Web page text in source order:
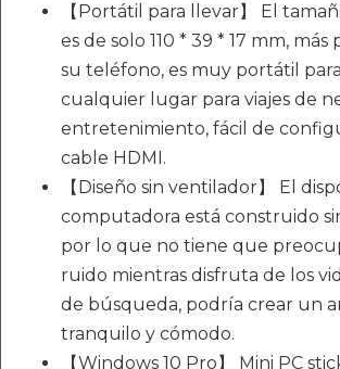
【Portátil para llevar】 El
es de solo 110 * 39 * 17 mm,
su teléfono, es muy portátil
cualquier lugar para viajes de
entretenimiento, fácil de
cable HDMI.
【Diseño sin ventilador】 El
computadora está construido
por lo que no tiene que
ruido mientras disfruta de los
de búsqueda, podría crear un
tranquilo y cómodo.
【Windows 10 Pro】 Mini PC